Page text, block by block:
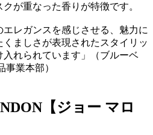
が重なった香りが特徴です。
エレガンスを感じさせる、魅力に
ましさが表現されたスタイリッ
れられています」（ブルーベ
事業本部）
【ジョー マロ